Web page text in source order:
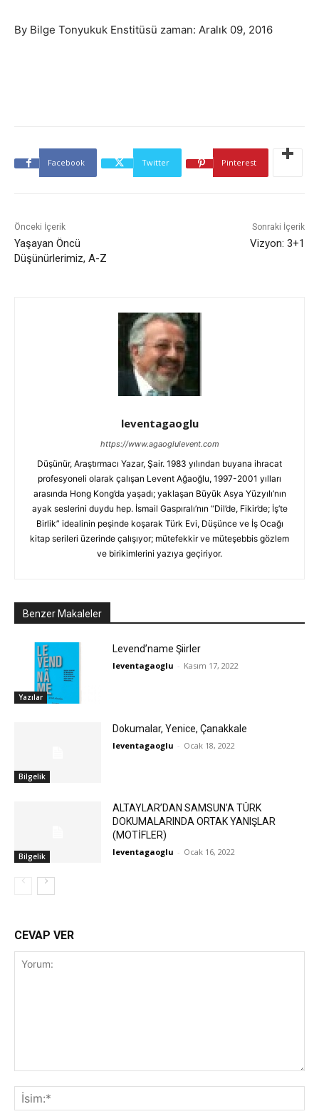
By Bilge Tonyukuk Enstitüsü zaman: Aralık 09, 2016
Facebook Twitter Pinterest
Önceki İçerik
Yaşayan Öncü
Düşünürlerimiz, A-Z
Sonraki İçerik
Vizyon: 3+1
leventagaoglu
https://www.agaoglulevent.com
Düşünür, Araştırmacı Yazar, Şair. 1983 yılından buyana ihracat
profesyoneli olarak çalışan Levent Ağaoğlu, 1997-2001 yılları
arasında Hong Kong’da yaşadı; yaklaşan Büyük Asya Yüzyılı’nın
ayak seslerini duydu hep. İsmail Gaspıralı’nın “Dil’de, Fikir’de; İş’te
Birlik” idealinin peşinde koşarak Türk Evi, Düşünce ve İş Ocağı
kitap serileri üzerinde çalışıyor; mütefekkir ve müteşebbis gözlem
ve birikimlerini yazıya geçiriyor.
Benzer Makaleler
Yazılar
Levend’name Şiirler
leventagaoglu - Kasım 17, 2022
Bilgelik
Dokumalar, Yenice, Çanakkale
leventagaoglu - Ocak 18, 2022
Bilgelik
ALTAYLAR’DAN SAMSUN’A TÜRK
DOKUMALARINDA ORTAK YANIŞLAR
(MOTİFLER)
leventagaoglu - Ocak 16, 2022
CEVAP VER